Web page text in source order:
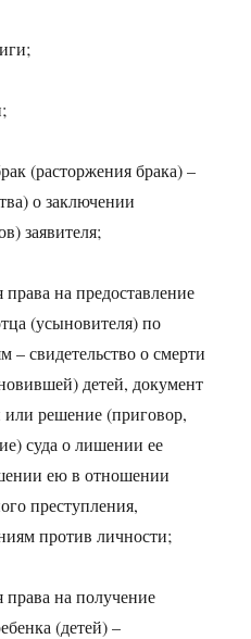
(расторжения брака) –
о заключении
заявителя;
на предоставление
(усыновителя) по
– свидетельство о смерти
детей, документ
решение (приговор,
суда о лишении ее
ею в отношении
преступления,
против личности;
на получение
(детей) –